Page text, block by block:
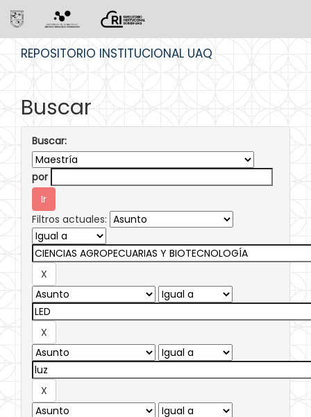
REPOSITORIO INSTITUCIONAL UAQ
Buscar
Buscar:
por
Filtros actuales: